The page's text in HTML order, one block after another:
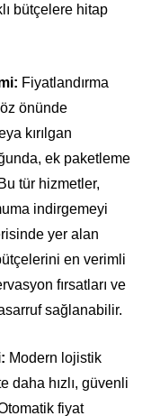
bütçelere hitap
Fiyatlandırma
önünde
kırılgan
ek paketleme
tür hizmetler,
indirgemeyi
yer alan
en verimli
fırsatları ve
sağlanabilir.
Modern lojistik
daha hızlı, güvenli
fiyat